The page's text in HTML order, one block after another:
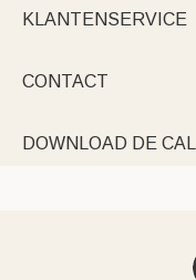
KLANTENSERVICE
CONTACT
DOWNLOAD DE